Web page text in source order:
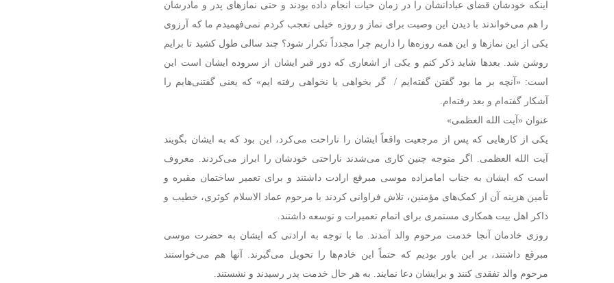
اینکه خودشان قضای عباداتشان را در زمان حیات انجام داده بودند و حتی نمازهای پدر و مادرشان
را هم می‌خواندند با دیدن این وصیت برای نماز و روزه خیلی تعجب کردم نمی‌فهمیدم ما که آرزوی
یکی از این نمازها و این همه روزه‌ها را داریم چرا مجدداً تکرار شود؟ چند سالی طول کشید تا برایم
روشن شد. بعدها شاید ذکر کنم و یکی از اشعاری که دور قبر ایشان از سروده ایشان است این
است: «آنچه بر ما بود گفتن گفته‌ایم / ‏ گر بخواهی یا نخواهی‬ رفته ایم» که یعنی گفتنی‌هایم را
آشکار گفته‌ام و بعد رفته‌ام.
عنوان «آیت الله العظمی»
یکی از کارهایی که پس از مرجعیت واقعاً ایشان را ناراحت می‌کرد، این بود که به ایشان بگویند
آیت الله العظمی. اگر متوجه چنین کاری می‌شدند ناراحتی خودشان را ابراز می‌کردند. معروف
است که ایشان به جناب امامزاده موسی مبرقع ارادت داشتند و برای تعمیر ساختمان مقبره و
تأمین هزینه آن از کمک‌های مؤمنین، تلاش فراوانی کردند با مرحوم عماد الاسلام کوثری، خطیب و
ذاکر اهل بیت همکاری مستمری برای اتمام تعمیرات و توسعه داشتند.
روزی خادمان آنجا خدمت مرحوم والد آمدند. ما با توجه به ارادتی که ایشان به حضرت موسی
مبرقع داشتند، بر این باور بودیم که حتماً این خادم‌ها را تحویل می‌گیرند. آنها هم می‌خواستند
مرحوم والد تفقدی کنند و برایشان دعا نمایند. به هر حال خدمت پدر رسیدند و نشستند.